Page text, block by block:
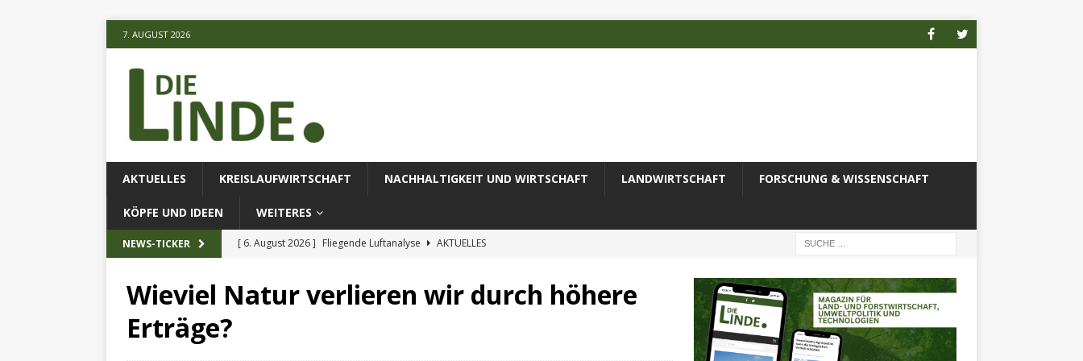
7. AUGUST 2026
AKTUELLES KREISLAUFWIRTSCHAFT NACHHALTIGKEIT UND WIRTSCHAFT LANDWIRTSCHAFT FORSCHUNG & WISSENSCHAFT
KÖPFE UND IDEEN WEITERES
NEWS-TICKER [ 6. August 2026 ] Fliegende Luftanalyse
AKTUELLES
AKTUELLES
Wieviel Natur verlieren wir durch höhere
Erträge?